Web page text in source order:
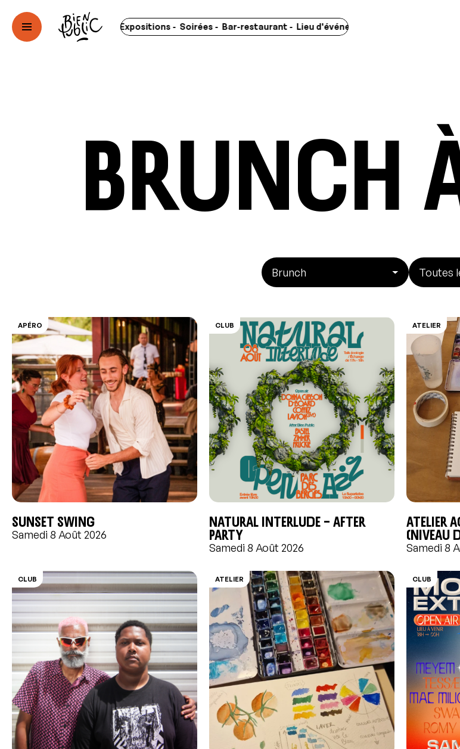
- Spectacles - Expositions - Soirées - Bar-restaurant - Lieu d'événements - Marchés - Concerts -
Brunch
APÉRO
Sunset swing
Samedi 8 Août 2026
CLUB
Natural Interlude – After
Party
Samedi 8 Août 2026
ATELIER
Atelier
(niveau
Samedi 8
CLUB ATELIER CLUB